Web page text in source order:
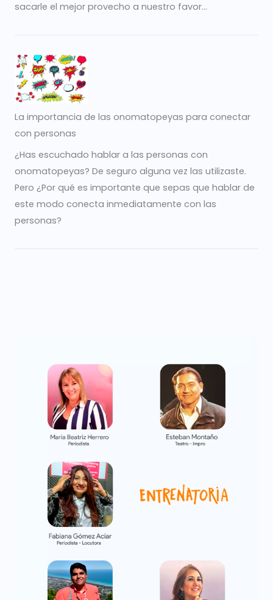
sacarle el mejor provecho a nuestro favor...
La importancia de las onomatopeyas para conectar
con personas
¿Has escuchado hablar a las personas con
onomatopeyas? De seguro alguna vez las utilizaste.
Pero ¿Por qué es importante que sepas que hablar de
este modo conecta inmediatamente con las
personas?